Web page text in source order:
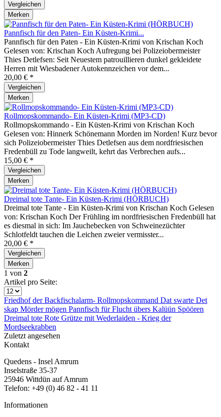
Vergleichen
Merken
Pannfisch für den Paten- Ein Küsten-Krimi...
Pannfisch für den Paten - Ein Küsten-Krimi von Krischan Koch
Gelesen von: Krischan Koch Aufregung bei Polizeiobermeister
Thies Detlefsen: Seit Neuestem patrouillieren dunkel gekleidete
Herren mit Wiesbadener Autokennzeichen vor dem...
20,00 € *
Vergleichen
Merken
Rollmopskommando- Ein Küsten-Krimi (MP3-CD)
Rollmopskommando - Ein Küsten-Krimi von Krischan Koch
Gelesen von: Hinnerk Schönemann Morden im Norden! Kurz bevor
sich Polizeiobermeister Thies Detlefsen aus dem nordfriesischen
Fredenbüll zu Tode langweilt, kehrt das Verbrechen aufs...
15,00 € *
Vergleichen
Merken
Dreimal tote Tante- Ein Küsten-Krimi (HÖRBUCH)
Dreimal tote Tante - Ein Küsten-Krimi von Krischan Koch Gelesen
von: Krischan Koch Der Frühling im nordfriesischen Fredenbüll hat
es diesmal in sich: Im Jauchebecken von Schweinezüchter
Schlotfeldt tauchen die Leichen zweier vermisster...
20,00 € *
Vergleichen
Merken
1 von 2
Artikel pro Seite:
Friedhof derBackfischalarm- Rollmopskommand Dat swarte Det
skap Mörder mögen Pannfisch fürFlucht übers Kalüün Spöören
Dreimal tote Rote Grütze mit Wederlaiden - Krieg der
Mordseekrabben
Zuletzt angesehen
Kontakt
Quedens - Insel Amrum
Inselstraße 35-37
25946 Wittdün auf Amrum
Telefon: +49 (0) 46 82 - 41 11
Informationen